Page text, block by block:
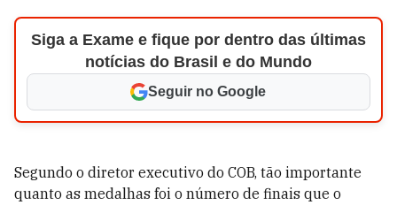
Siga a Exame e fique por dentro das últimas
notícias do Brasil e do Mundo
Seguir no Google
Segundo o diretor executivo do COB, tão importante
quanto as medalhas foi o número de finais que o